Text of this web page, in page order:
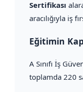
Sertifikası
aracılığıyla iş
Eğitimin
A Sınıfı İş
toplamda 220